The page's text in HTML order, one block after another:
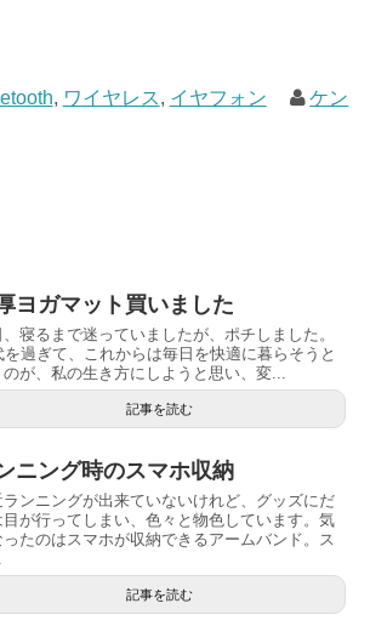
, ワイヤレス, イヤフォン ケン
ヨガマット買いました
寝るまで迷っていましたが、ポチしました。
を過ぎて、これからは毎日を快適に暮らそうと
のが、私の生き方にしようと思い、変...
記事を読む
ニング時のスマホ収納
ランニングが出来ていないけれど、グッズにだ
目が行ってしまい、色々と物色しています。気
ったのはスマホが収納できるアームバンド。ス
記事を読む